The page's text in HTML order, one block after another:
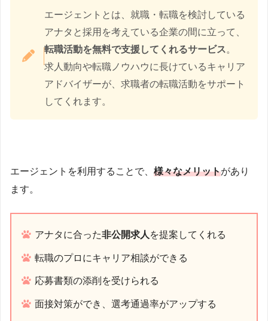
エージェントとは、就職・転職を検討している
アナタと採用を考えている企業の間に立って、
転職活動を無料で支援してくれるサービス。
求人動向や転職ノウハウに長けているキャリア
アドバイザーが、求職者の転職活動をサポート
してくれます。
エージェントを利用することで、 様々なメリットがあり
ます。
アナタに合った非公開求人 を提案してくれる
転職のプロにキャリア相談ができる
応募書類の添削を受けられる
面接対策ができ、選考通過率がアップする